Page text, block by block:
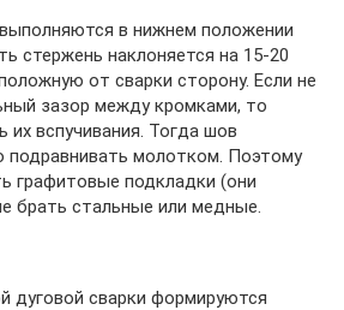
в нижнем положении
стержень наклоняется на 15-20
от сварки сторону. Если не
зазор между кромками, то
их вспучивания. Тогда шов
подравнивать молотком. Поэтому
графитовые подкладки (они
брать стальные или медные.
дуговой сварки формируются